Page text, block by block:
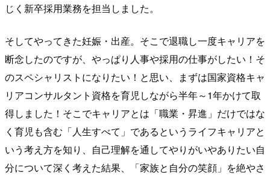
じく新卒採用業務を担当しました。
そしてやってきた妊娠・出産。そこで退職し一度キャリアを
断念したのですが、やっぱり人事や採用の仕事がしたい！そ
のスペシャリストになりたい！と思い、まずは国家資格キャ
リアコンサルタント資格を育児しながら半年～1年かけて取
得しました！そこでキャリアとは「職業・昇進」だけではな
く育児も含む「人生すべて」であるというライフキャリアと
いう考え方を知り、自己理解を通してやりがいやありたい自
分について深く考えた結果、「家族と自分の笑顔」を絶やさ